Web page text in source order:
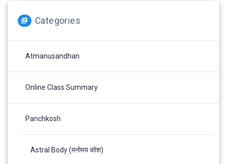
Categories
Atmanusandhan
Online Class Summary
Panchkosh
Astral Body (मनोमय कोश)